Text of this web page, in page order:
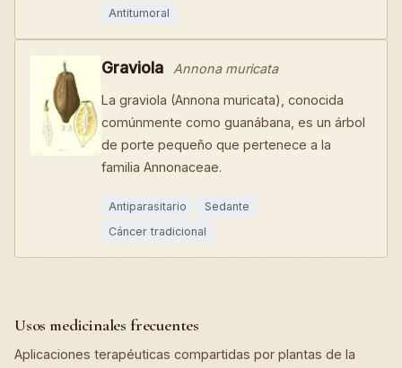
Antitumoral
Graviola Annona muricata
La graviola (Annona muricata), conocida
comúnmente como guanábana, es un árbol
de porte pequeño que pertenece a la
familia Annonaceae.
Antiparasitario
Sedante
Cáncer tradicional
Usos medicinales frecuentes
Aplicaciones terapéuticas compartidas por plantas de la